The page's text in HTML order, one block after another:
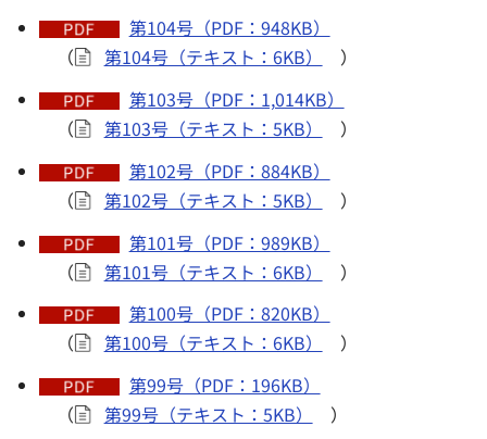
第104号（PDF：948KB）
（
第104号（テキスト：6KB）
）
第103号（PDF：1,014KB）
（
第103号（テキスト：5KB）
）
第102号（PDF：884KB）
（
第102号（テキスト：5KB）
）
第101号（PDF：989KB）
（
第101号（テキスト：6KB）
）
第100号（PDF：820KB）
（
第100号（テキスト：6KB）
）
第99号（PDF：196KB）
（
第99号（テキスト：5KB）
）